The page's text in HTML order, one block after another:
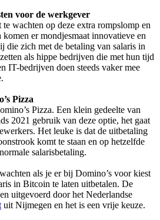
voor de werkgever
wachten op deze extra rompslomp en
komen er mondjesmaat innovatieve en
die zich met de betaling van salaris in
als hippe bedrijven die met hun tijd
IT-bedrijven doen steeds vaker mee
Pizza
Pizza. Een klein gedeelte van
2021 gebruik van deze optie, het gaat
Het leuke is dat de uitbetaling
komt te staan en op hetzelfde
salarisbetaling.
als je er bij Domino’s voor kiest
in Bitcoin te laten uitbetalen. De
uitgevoerd door het Nederlandse
uit Nijmegen en het is een vrije keuze.